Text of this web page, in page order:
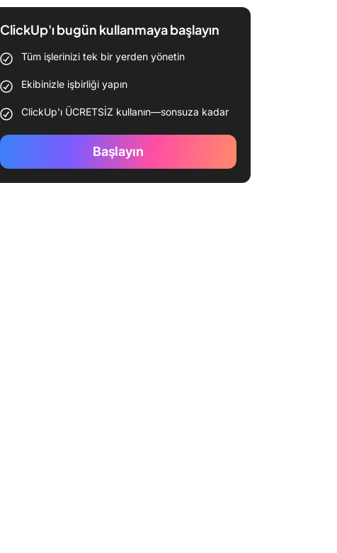
ClickUp'ı bugün kullanmaya başlayın
Tüm işlerinizi tek bir yerden yönetin
Ekibinizle işbirliği yapın
ClickUp'ı ÜCRETSİZ kullanın—sonsuza kadar
Başlayın